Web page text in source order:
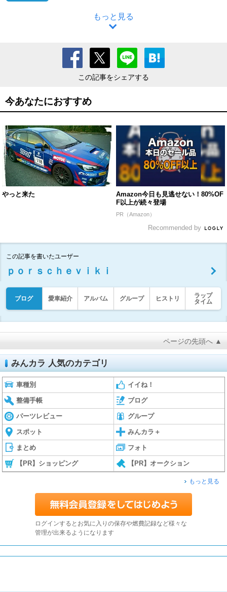
もっと見る
この記事をシェアする
今あなたにおすすめ
やっと来た
Amazon今日も見逃せない！80%OF
F以上が続々登場
PR（Amazon）
Recommended by
この記事を書いたユーザー
ｐｏｒｓｃｈｅｖｉｋｉ
ブログ 愛車紹介 アルバム グループ ヒストリ
ラップ
タイム
ページの先頭へ ▲
みんカラ 人気のカテゴリ
車種別 イイね！
整備手帳 ブログ
パーツレビュー グループ
スポット みんカラ＋
まとめ フォト
【PR】ショッピング 【PR】オークション
もっと見る
ログインするとお気に入りの保存や燃費記録など様々な
管理が出来るようになります